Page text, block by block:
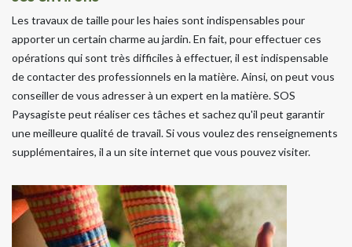
Les travaux de taille pour les haies sont indispensables pour
apporter un certain charme au jardin. En fait, pour effectuer ces
opérations qui sont très difficiles à effectuer, il est indispensable
de contacter des professionnels en la matière. Ainsi, on peut vous
conseiller de vous adresser à un expert en la matière. SOS
Paysagiste peut réaliser ces tâches et sachez qu'il peut garantir
une meilleure qualité de travail. Si vous voulez des renseignements
supplémentaires, il a un site internet que vous pouvez visiter.